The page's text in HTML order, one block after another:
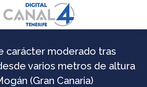
carácter moderado tras
varios metros de altura
(Gran Canaria)